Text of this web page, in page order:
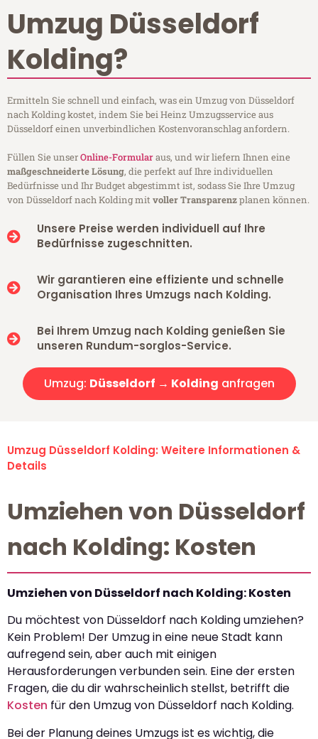
Umzug Düsseldorf
Kolding?
Ermitteln Sie schnell und einfach, was ein Umzug von Düsseldorf
nach Kolding kostet, indem Sie bei Heinz Umzugsservice aus
Düsseldorf einen unverbindlichen Kostenvoranschlag anfordern.
Füllen Sie unserOnline-Formularaus, und wir liefern Ihnen eine
maßgeschneiderte Lösung, die perfekt auf Ihre individuellen
Bedürfnisse und Ihr Budget abgestimmt ist, sodass Sie Ihre Umzug
von Düsseldorf nach Kolding mitvoller Transparenzplanen können.
Unsere Preise werden individuell auf Ihre
Bedürfnisse zugeschnitten.
Wir garantieren eine effiziente und schnelle
Organisation Ihres Umzugs nach Kolding.
Bei Ihrem Umzug nach Kolding genießen Sie
unseren Rundum-sorglos-Service.
Umzug: Düsseldorf → Kolding anfragen
Umzug Düsseldorf Kolding: Weitere Informationen &
Details
Umziehen von Düsseldorf
nach Kolding: Kosten
Umziehen von Düsseldorf nach Kolding: Kosten
Du möchtest von Düsseldorf nach Kolding umziehen?
Kein Problem! Der Umzug in eine neue Stadt kann
aufregend sein, aber auch mit einigen
Herausforderungen verbunden sein. Eine der ersten
Fragen, die du dir wahrscheinlich stellst, betrifft die
Kosten für den Umzug von Düsseldorf nach Kolding.
Bei der Planung deines Umzugs ist es wichtig, die